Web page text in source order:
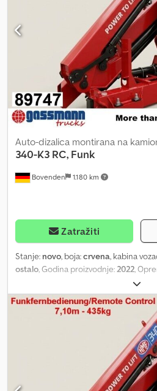
435 kg na 7,15 m izbočenja Dijagram
4,5m-695kg, 5,8m-535kg, 7,1m-435kg!
zadržavamo pravo na izmene,
Bovenden 1.180 km
Auto-dizalica montirana na
340-K3 RC, Funk
Zatražiti
Stanje: novo, boja:crvena, kabina
ostalo , Godina proizvodnje: 2022 ,
Bovenden, hitno zaustavljanje,
mehanička dvotačka potpora, radio
hidraulična izvlačenja Nadgradnja:
340-K3 RC, radio daljinski upravljač/
zglobna dizalica sa velikom
hidraulična izvlačenja, hidraulični
3,2 m izbočenja do 435 kg na 7,15 m
opterećenja: 3,2m-985kg, 4,5m-695kg,
Dwjdpfxszdrldo Aifea OPREMA BEZ